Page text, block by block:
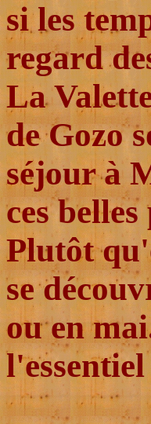
si les
regard
La
de Gozo
séjour à
ces
Plutôt
se
ou en